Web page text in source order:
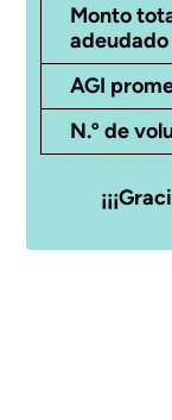
Monto
adeudado
AGI
N.º de